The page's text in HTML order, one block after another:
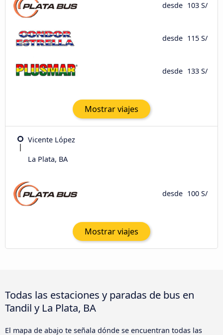
desde 103 S/
desde 115 S/
desde 133 S/
Mostrar viajes
Vicente López
La Plata, BA
desde 100 S/
Mostrar viajes
Todas las estaciones y paradas de bus en
Tandil y La Plata, BA
El mapa de abajo te señala dónde se encuentran todas las